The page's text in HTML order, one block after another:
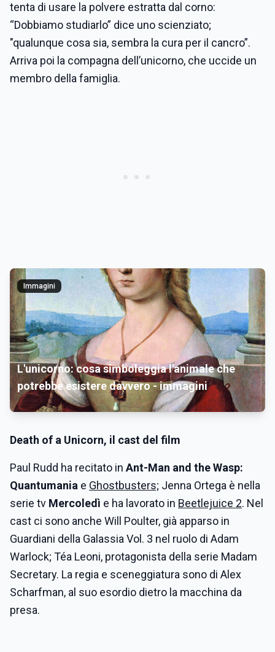
tenta di usare la polvere estratta dal corno:
“Dobbiamo studiarlo” dice uno scienziato;
"qualunque cosa sia, sembra la cura per il cancro”.
Arriva poi la compagna dell’unicorno, che uccide un
membro della famiglia.
Immagini
L'unicorno: cosa simboleggia l'animale che
potrebbe esistere davvero - immagini
Death of a Unicorn, il cast del film
Paul Rudd ha recitato in Ant-Man and the Wasp:
Quantumania e Ghostbusters; Jenna Ortega è nella
serie tv Mercoledì e ha lavorato in Beetlejuice 2. Nel
cast ci sono anche Will Poulter, già apparso in
Guardiani della Galassia Vol. 3 nel ruolo di Adam
Warlock; Téa Leoni, protagonista della serie Madam
Secretary. La regia e sceneggiatura sono di Alex
Scharfman, al suo esordio dietro la macchina da
presa.